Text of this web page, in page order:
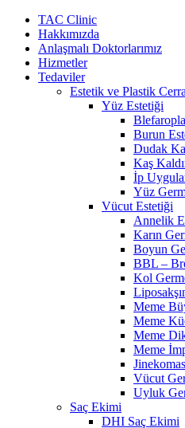
İçeriğeTAC Clinic
Hakkımızda
Anlaşmalı Doktorlarımız
Hizmetler
Tedaviler
Estetik ve Plastik
Yüz Estetiği
Burun
Dudak
Kaş
İp
Yüz
Vücut Estetiği
Annelik
Karın
Boyun
BBL –
Kol
Meme
Meme
Meme
Meme
Vücut
Uyluk
Saç Ekimi
DHI Saç Ekimi